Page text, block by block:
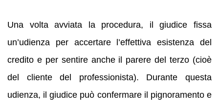
Una volta avviata la procedura, il giudice fissa
un’udienza per accertare l’effettiva esistenza del
credito e per sentire anche il parere del terzo (cioè
del cliente del professionista). Durante questa
udienza, il giudice può confermare il pignoramento e